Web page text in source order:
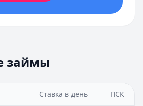
займы
Ставка в день ПСК